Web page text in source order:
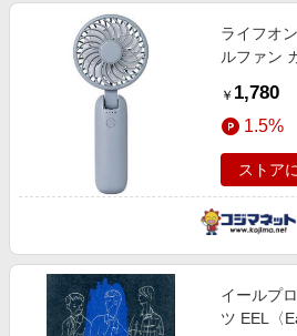
ライフオ
ルファン
LCAF001-
￥ 1,780
1.5%
ストア
イールプ
ツ EEL〈